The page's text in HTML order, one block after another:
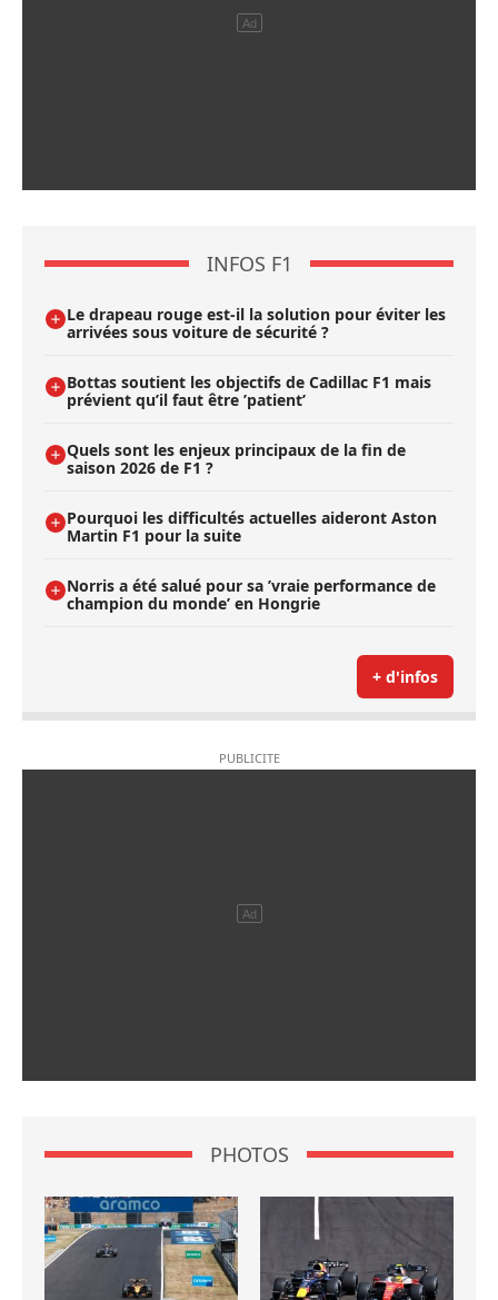
INFOS F1
Le drapeau rouge est-il la solution pour éviter les
arrivées sous voiture de sécurité ?
Bottas soutient les objectifs de Cadillac F1 mais
prévient qu’il faut être ’patient’
Quels sont les enjeux principaux de la fin de
saison 2026 de F1 ?
Pourquoi les difficultés actuelles aideront Aston
Martin F1 pour la suite
Norris a été salué pour sa ’vraie performance de
champion du monde’ en Hongrie
+ d'infos
PHOTOS